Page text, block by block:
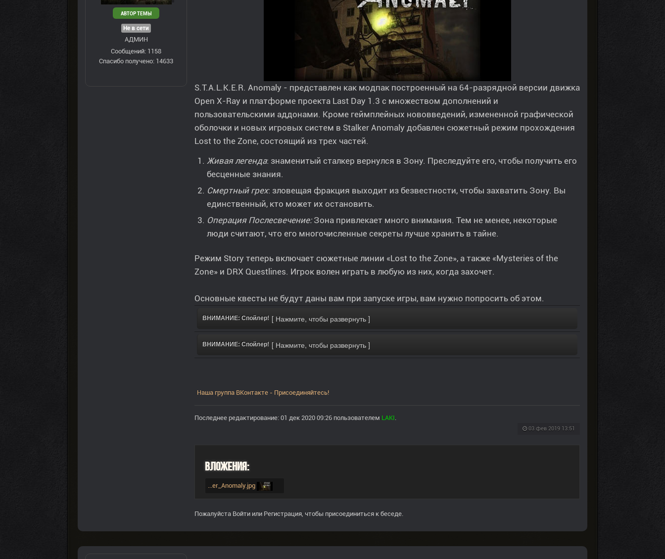
АВТОР ТЕМЫ
Не в сети
АДМИН
Сообщений: 1158
Спасибо получено: 14633
S.T.A.L.K.E.R. Anomaly - представлен как модпак построенный на 64-разрядной версии движка
Open X-Ray и платформе проекта Last Day 1.3 с множеством дополнений и
пользовательскими аддонами. Кроме геймплейных нововведений, измененной графической
оболочки и новых игровых систем в Stalker Anomaly добавлен сюжетный режим прохождения
Lost to the Zone, состоящий из трех частей.
Живая легенда: знаменитый сталкер вернулся в Зону. Преследуйте его, чтобы получить его
бесценные знания.
Смертный грех: зловещая фракция выходит из безвестности, чтобы захватить Зону. Вы
единственный, кто может их остановить.
Операция Послесвечение:Зона привлекает много внимания. Тем не менее, некоторые
люди считают, что его многочисленные секреты лучше хранить в тайне.
Режим Story теперь включает сюжетные линии «Lost to the Zone», а также «Mysteries of the
Zone» и DRX Questlines. Игрок волен играть в любую из них, когда захочет.
Основные квесты не будут даны вам при запуске игры, вам нужно попросить об этом.
ВНИМАНИЕ: Спойлер!
ВНИМАНИЕ: Спойлер!
Наша группа ВКонтакте - Присоединяйтесь!
Последнее редактирование: 01 дек 2020 09:26 пользователем LAKI.
03 фев 2019 13:51
Вложения:
...er_Anomaly.jpg
Пожалуйста Войти или Регистрация, чтобы присоединиться к беседе.